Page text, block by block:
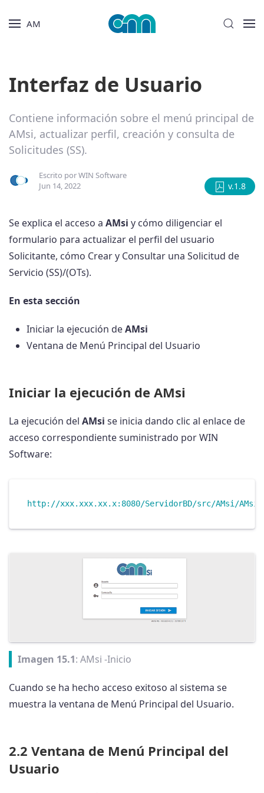
AM
Interfaz de Usuario
Contiene información sobre el menú principal de
AMsi, actualizar perfil, creación y consulta de
Solicitudes (SS).
Escrito porWIN Software
Jun 14, 2022
v.1.8
Se explica el acceso a AMsi y cómo diligenciar el
formulario para actualizar el perfil del usuario
Solicitante, cómo Crear y Consultar una Solicitud de
Servicio (SS)/(OTs).
En esta sección
Iniciar la ejecución deAMsi
Ventana de Menú Principal del Usuario
Iniciar la ejecución de AMsi
La ejecución del AMsi se inicia dando clic al enlace de
acceso correspondiente suministrado por WIN
Software:
Imagen 15.1: AMsi -Inicio
Cuando se ha hecho acceso exitoso al sistema se
muestra la ventana de Menú Principal del Usuario.
2.2 Ventana de Menú Principal del
Usuario